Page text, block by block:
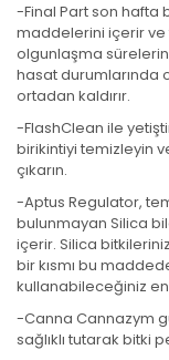
-Final Part son hafta
maddelerini içerir ve
olgunlaşma
hasat durumlarında
ortadan kaldırır.
-FlashClean ile
birikintiyi temizleyin
çıkarın.
-Aptus Regulator,
bulunmayan Silica
içerir. Silica
bir kısmı bu
kullanabileceğiniz
-Canna Cannazym
sağlıklı tutarak bitki